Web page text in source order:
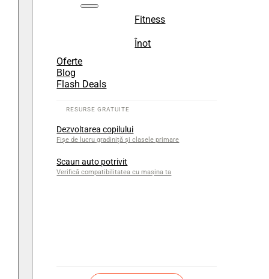
Fitness
Înot
Oferte
Blog
Flash Deals
Dezvoltarea copilului
Fișe de lucru gradiniță și clasele primare
Scaun auto potrivit
Verifică compatibilitatea cu mașina ta